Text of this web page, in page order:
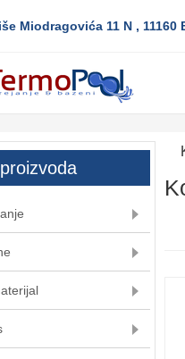
Miodragovića 11 N , 11160